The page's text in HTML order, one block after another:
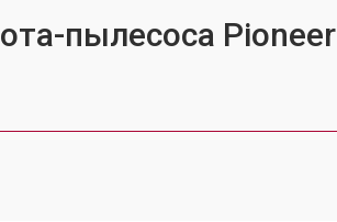
пылесоса Pioneer